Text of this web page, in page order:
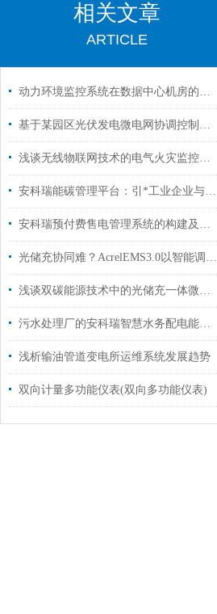
相关文章
ARTICLE
动力环境监控系统在数据中心机房的应用
基于某园区光伏发电微电网协调控制系统分析
浅谈无线物联网技术的电气火灾监控系统设计
安科瑞能碳管理平台：引*工业企业与园区数字化能碳管理新方向
安科瑞预付费售电管理系统的构建及应用
光储充协同难？AcrelEMS3.0以智能调度打通能源管理全链路
浅谈双碳能源技术中的光储充一体微电网能量系统设计与性能分析
污水处理厂的安科瑞智慧水务配电能效管理平台的方案实施
浅析输油管道变电所运维系统发展趋势
双向计量多功能仪表(双向多功能仪表)